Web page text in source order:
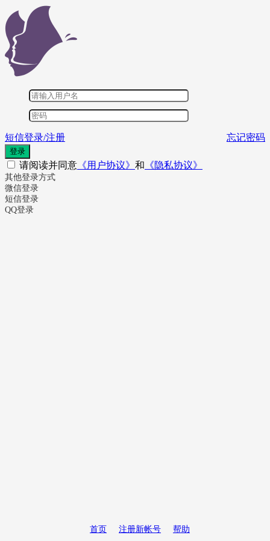
短信登录/注册 忘记密码
登录
请阅读并同意 《用户协议》 和 《隐私协议》
其他登录方式
微信登录
短信登录
QQ登录
首页 注册新帐号 帮助